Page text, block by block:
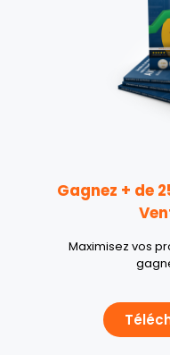
Gagnez + de
Maximisez vos